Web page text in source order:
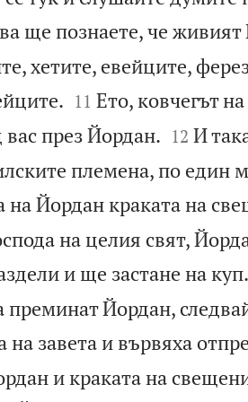
ще познаете, че живият
хетите, евейците,

11 Ето, ковчегът
през Йордан.
12 И
племена, по един
Йордан краката на
на целия свят,
и ще застане на куп.
преминат Йордан,
завета и вървяха
и краката на